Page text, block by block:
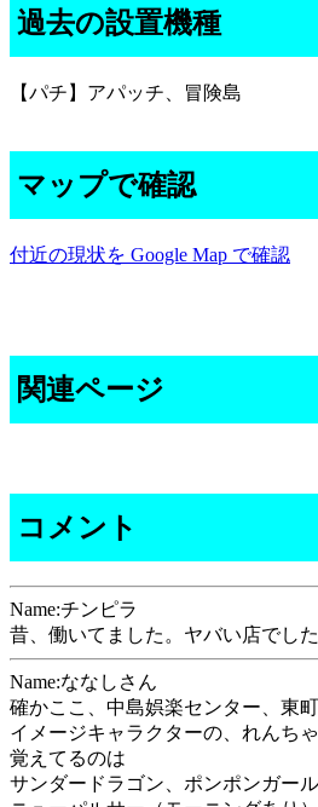
過去の設置機種
【パチ】アパッチ、冒険島
マップで確認
付近の現状を Google Map で確認
関連ページ
コメント
Name:チンピラ
昔、働いてました。ヤバい店でした
Name:ななしさん
確かここ、中島娯楽センター、東
イメージキャラクターの、れんち
覚えてるのは
サンダードラゴン、ポンポンガー